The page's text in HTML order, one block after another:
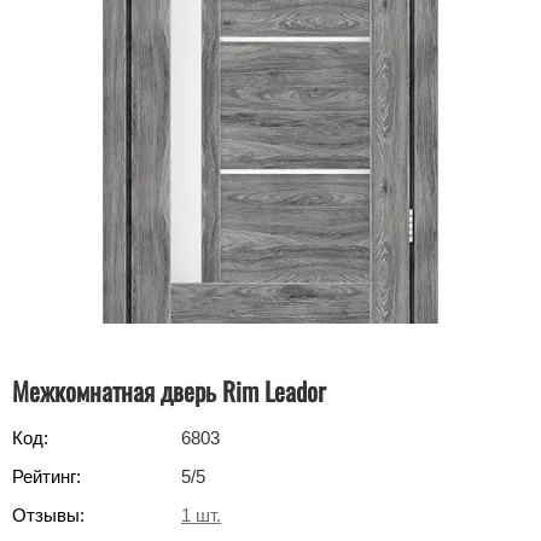
Межкомнатная дверь Rim Leador
Код:
6803
Рейтинг:
5/5
Отзывы:
1 шт.